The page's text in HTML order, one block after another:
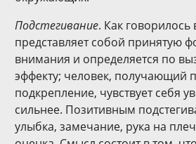
Подстегивание. Как
представляет собой принятую
внимания и определяется по
эффекту; человек, получающий
подкрепление, чувствует себя
сильнее. Позитивным
улыбка, замечание, рука на